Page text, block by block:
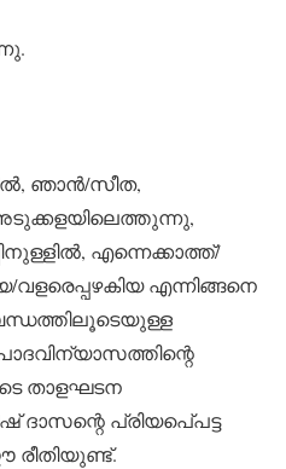
ഞാന്‍/സീത,
എന്നെക്കാത്ത്/
എന്നിങ്ങനെ
താളഘടന
പ്രിയപെ്പട്ട
രീതിയുണ്ട്.